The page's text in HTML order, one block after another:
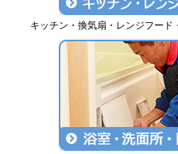
キッチン・換気扇・レンジフード